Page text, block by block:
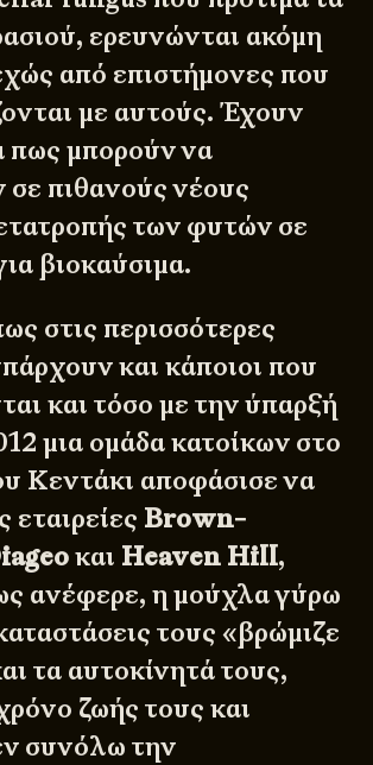
ερευνώνται ακόμη
από επιστήμονες που
με αυτούς. Έχουν
πως μπορούν να
πιθανούς νέους
των φυτών σε
βιοκαύσιμα.
στις περισσότερες
και κάποιοι που
και τόσο με την ύπαρξή
μια ομάδα κατοίκων στο
Κεντάκι αποφάσισε να
εταιρείες Brown-
και Heaven Hill,
ανέφερε, η μούχλα γύρω
τους «βρώμιζε
τα αυτοκίνητά τους,
ζωής τους και
συνόλω την